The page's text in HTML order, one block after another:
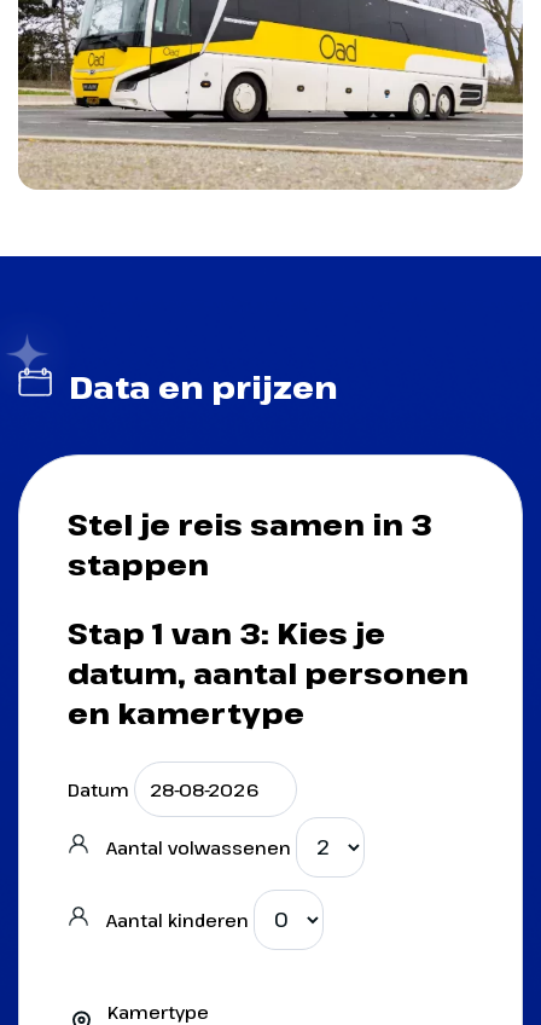
Data en prijzen
Stel je reis samen in 3
stappen
Stap 1 van 3: Kies je
datum, aantal personen
en kamertype
Datum
Aantal volwassenen
Aantal kinderen
Kamertype